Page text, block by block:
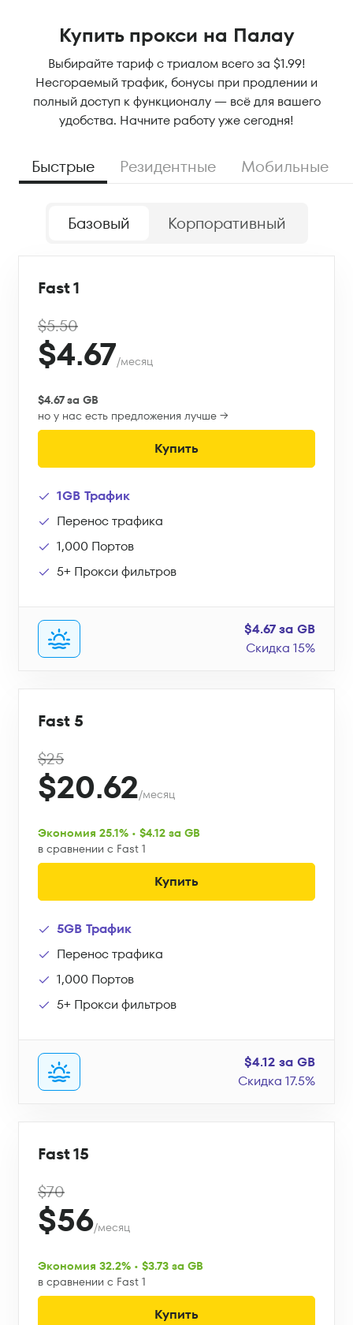
Купить прокси на Палау
Выбирайте тариф с триалом всего за $1.99!
Несгораемый трафик, бонусы при продлении и
полный доступ к функционалу — всё для вашего
удобства. Начните работу уже сегодня!
Быстрые Резидентные Мобильные
Базовый Корпоративный
Fast 1
$5.50
$4.67/месяц
$4.67 за GB
но у нас есть предложения лучше →
Купить
1GB Трафик
Перенос трафика
1,000 Портов
5+ Прокси фильтров
$4.67 за GB
Скидка 15%
Fast 5
$25
$20.62/месяц
Экономия 25.1% • $4.12 за GB
в сравнении с Fast 1
Купить
5GB Трафик
Перенос трафика
1,000 Портов
5+ Прокси фильтров
$4.12 за GB
Скидка 17.5%
Fast 15
$70
$56/месяц
Экономия 32.2% • $3.73 за GB
в сравнении с Fast 1
Купить